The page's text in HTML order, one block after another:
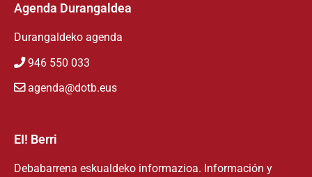
Agenda Durangaldea
Durangaldeko agenda
946 550 033
agenda@dotb.eus
EI! Berri
Debabarrena eskualdeko informazioa. Información y